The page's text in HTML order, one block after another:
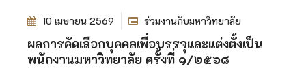
10 เมษายน 2569 ร่วมงานกับมหาวิทยาลัย
ผลการคัดเลือกบุคคลเพื่อบรรจุและแต่งตั้งเป็น
พนักงานมหาวิทยาลัย ครั้งที่ ๑/๒๕๖๘